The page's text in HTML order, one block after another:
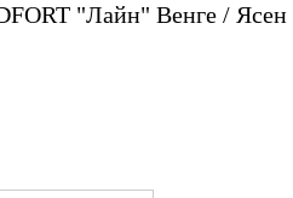
"Лайн" Венге / Ясен